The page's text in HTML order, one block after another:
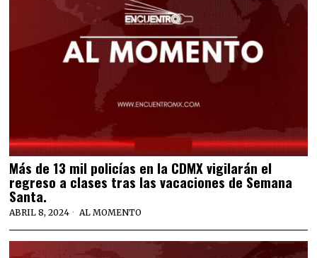
Más de 13 mil policías en la CDMX vigilarán el
regreso a clases tras las vacaciones de Semana
Santa.
ABRIL 8, 2024 AL MOMENTO